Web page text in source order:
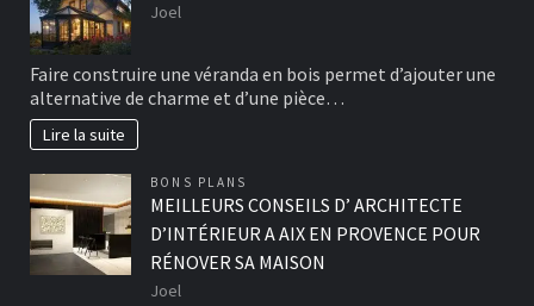
Joel
Faire construire une véranda en bois permet d’ajouter une
alternative de charme et d’une pièce…
Lire la suite
BONS PLANS
MEILLEURS CONSEILS D’ ARCHITECTE
D’INTÉRIEUR A AIX EN PROVENCE POUR
RÉNOVER SA MAISON
Joel